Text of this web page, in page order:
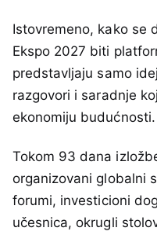
Istovremeno, kako se
Ekspo 2027 biti
predstavljaju samo
razgovori i saradnje
ekonomiju budućnosti.
Tokom 93 dana
organizovani globalni
forumi, investicioni
učesnica, okrugli